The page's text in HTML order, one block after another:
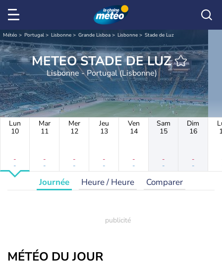
Météo Portugal Lisbonne Grande Lisboa Lisbonne Stade de Luz
METEO STADE DE LUZ
Lisbonne - Portugal (Lisbonne)
Lun
10
-
-
Mar
11
-
-
Mer
12
-
-
Jeu
13
-
-
Ven
14
-
-
Sam
15
-
-
Dim
16
-
-
Journée Heure / Heure Comparer
MÉTÉO DU JOUR